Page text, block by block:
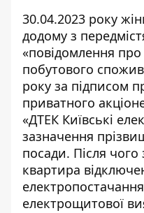
30.04.2023 року
додому з
«повідомлення
побутового
року за підписом
приватного
«ДТЕК Київські
зазначення
посади. Після
квартира
електропостачання
електрощитової